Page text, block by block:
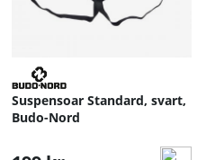
Suspensoar Standard, svart,
Budo-Nord